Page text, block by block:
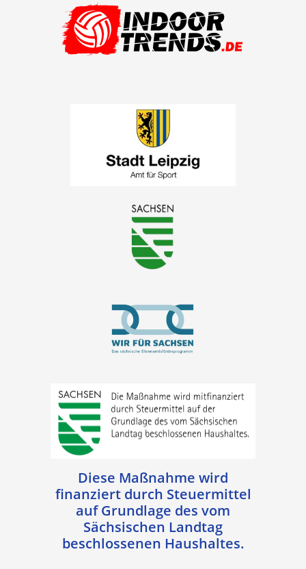
Diese Maßnahme wird
finanziert durch Steuermittel
auf Grundlage des vom
Sächsischen Landtag
beschlossenen Haushaltes.